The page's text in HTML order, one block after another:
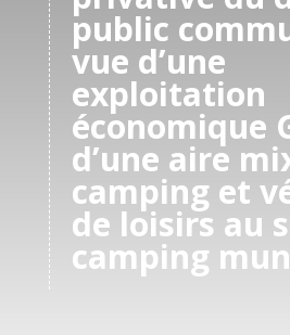
public
vue d’une
exploitation
économique
d’une aire
camping et
de loisirs au
camping